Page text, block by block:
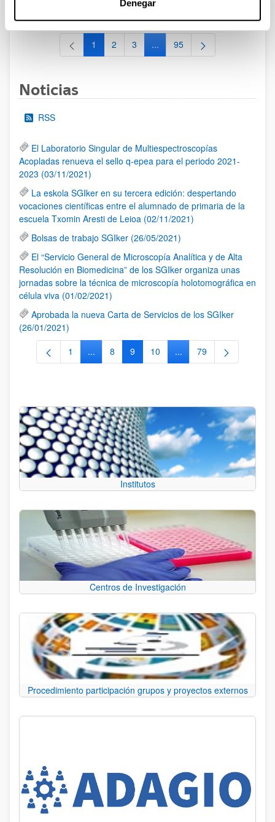
Denegar
al 30/07/2026 (ambos incluídos)
Página
1 Página
2 Página
3 ...Páginas intermedias Use TAB
Página
95
Noticias
RSS
El Laboratorio Singular de Multiespectroscopías
Acopladas renueva el sello q-epea para el periodo 2021-
2023 (03/11/2021)
La eskola SGIker en su tercera edición: despertando
vocaciones científicas entre el alumnado de primaria de la
escuela Txomin Aresti de Leioa (02/11/2021)
Bolsas de trabajo SGIker (26/05/2021)
El “Servicio General de Microscopía Analítica y de Alta
Resolución en Biomedicina” de los SGIker organiza unas
jornadas sobre la técnica de microscopía holotomográfica en
célula viva (01/02/2021)
Aprobada la nueva Carta de Servicios de los SGIker
(26/01/2021)
Página
1 ...Páginas intermedias Use TAB para
Página
8 Página
9 Página
10 ...Páginas intermedias
Página
79
Institutos
Centros de Investigación
Procedimiento participación grupos y proyectos externos